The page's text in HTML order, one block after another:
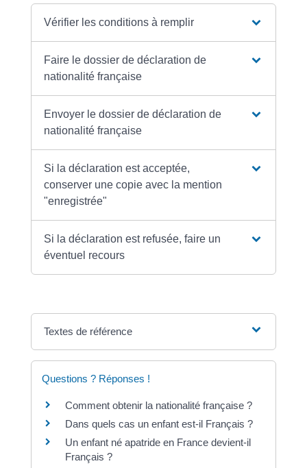
Vérifier les conditions à remplir
Faire le dossier de déclaration de
nationalité française
Envoyer le dossier de déclaration de
nationalité française
Si la déclaration est acceptée,
conserver une copie avec la mention
"enregistrée"
Si la déclaration est refusée, faire un
éventuel recours
Textes de référence
Questions ? Réponses !
Comment obtenir la nationalité française ?
Dans quels cas un enfant est-il Français ?
Un enfant né apatride en France devient-il
Français ?